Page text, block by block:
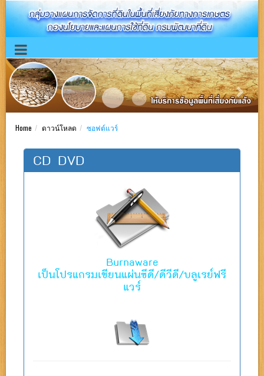
Previous Next
Home ดาวน์โหลด ซอฟต์แวร์
CD DVD
Burnaware
เป็นโปรแกรมเขียนแผ่นซีดี/ดีวีดี/บลูเรย์ฟรี
แวร์